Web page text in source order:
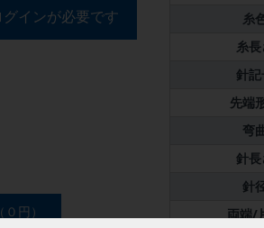
インが必要です
糸
糸長
針
先端
弯
針長
針
両端/
円）